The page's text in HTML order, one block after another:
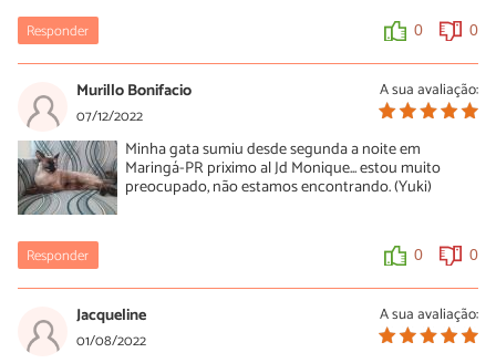
Responder 0 0
A sua avaliação:
Murillo Bonifacio
07/12/2022
Minha gata sumiu desde segunda a noite em
Maringá-PR priximo al Jd Monique... estou muito
preocupado, não estamos encontrando. (Yuki)
Responder 0 0
A sua avaliação:
Jacqueline
01/08/2022